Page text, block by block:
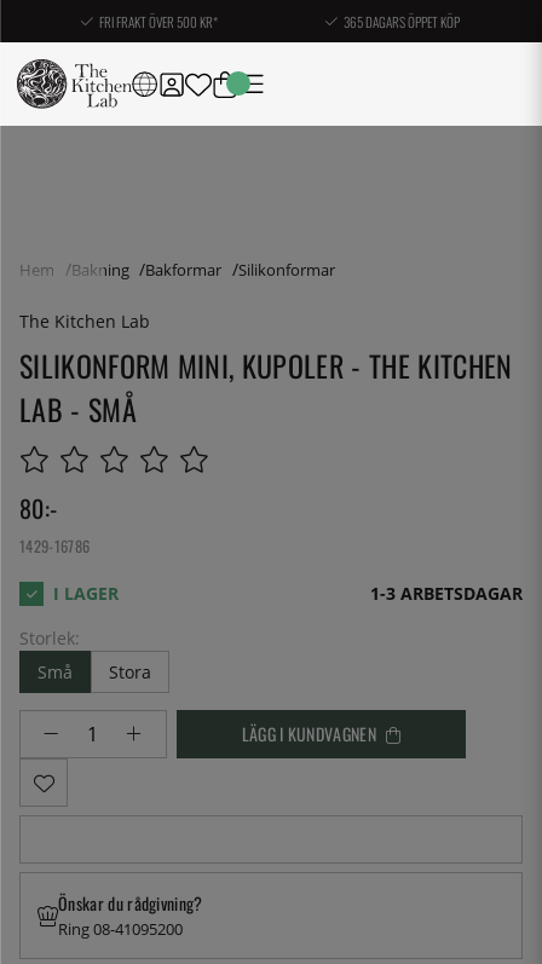
FRI FRAKT ÖVER 500 KR* 365 DAGARS ÖPPET KÖP
Hem Bakning Bakformar Silikonformar
The Kitchen Lab
SILIKONFORM MINI, KUPOLER - THE KITCHEN
LAB - SMÅ
80:-
1429-16786
1-3 ARBETSDAGAR
Storlek:
Små
Stora
LÄGG I KUNDVAGNEN
Önskar du rådgivning?
Ring 08-41095200